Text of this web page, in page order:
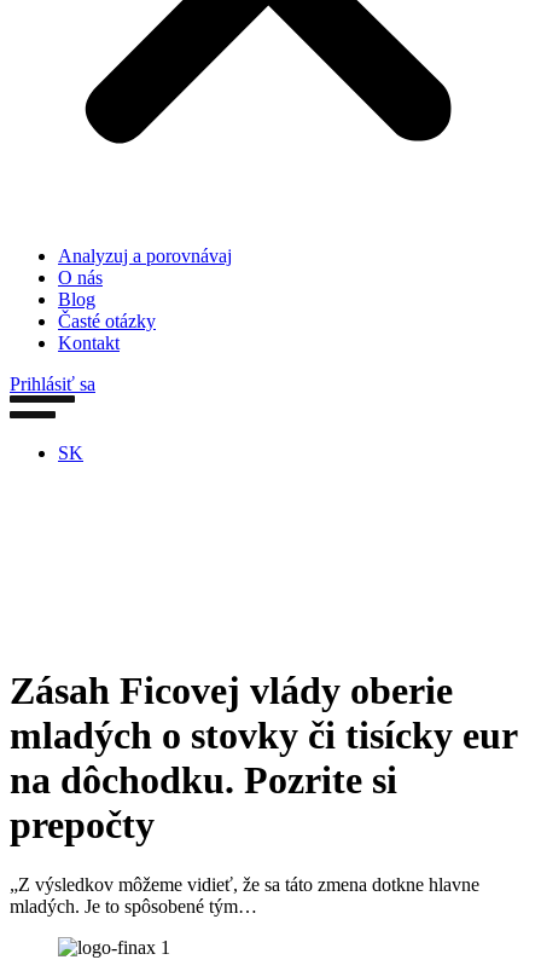
Analyzuj a porovnávaj
O nás
Blog
Časté otázky
Kontakt
Prihlásiť sa
SK
Zásah Ficovej vlády oberie
mladých o stovky či tisícky eur
na dôchodku. Pozrite si
prepočty
„Z výsledkov môžeme vidieť, že sa táto zmena dotkne hlavne
mladých. Je to spôsobené tým…